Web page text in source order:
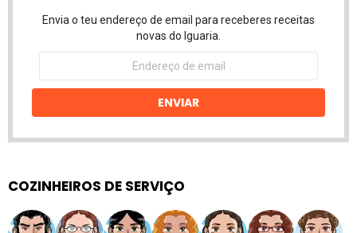
Envia o teu endereço de email para receberes receitas
novas do Iguaria.
Endereço
email
ENVIAR
COZINHEIROS DE SERVIÇO